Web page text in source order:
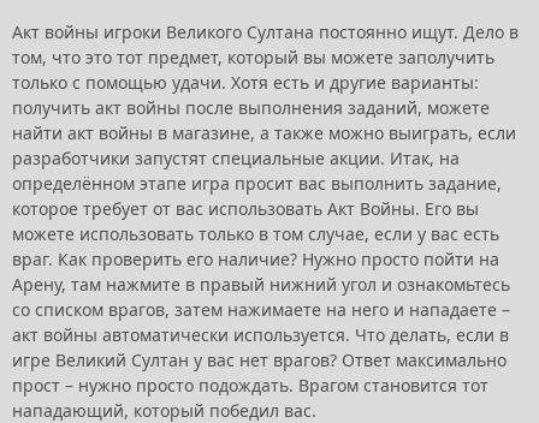
Акт войны игроки Великого Султана постоянно ищут. Дело в
том, что это тот предмет, который вы можете заполучить
только с помощью удачи. Хотя есть и другие варианты:
получить акт войны после выполнения заданий, можете
найти акт войны в магазине, а также можно выиграть, если
разработчики запустят специальные акции. Итак, на
определённом этапе игра просит вас выполнить задание,
которое требует от вас использовать Акт Войны. Его вы
можете использовать только в том случае, если у вас есть
враг. Как проверить его наличие? Нужно просто пойти на
Арену, там нажмите в правый нижний угол и ознакомьтесь
со списком врагов, затем нажимаете на него и нападаете –
акт войны автоматически используется. Что делать, если в
игре Великий Султан у вас нет врагов? Ответ максимально
прост – нужно просто подождать. Врагом становится тот
нападающий, который победил вас.